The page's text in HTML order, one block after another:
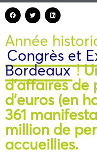
Année
Congrès et
Bordeaux!
d’affaires de
d’euros (en
361
million de
accueillies.